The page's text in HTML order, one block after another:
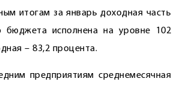
итогам за январь доходная часть
бюджета исполнена на уровне 102
– 83,2 процента.
предприятиям среднемесячная